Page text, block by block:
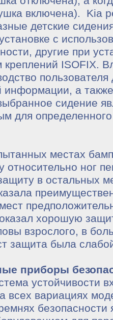
включена). Kia
детские
с
другие при
креплений ISOFIX.
информации, а
сидение
для
местах
относительно ног
в остальных
хорошую
взрослого, в
защита была
приборы
устойчивости
всех вариациях
безопасности